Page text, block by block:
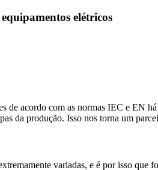
elétricos
de acordo com as normas IEC e EN
da produção. Isso nos torna um
variadas, e é por isso